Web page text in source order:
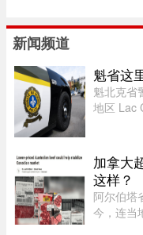
新闻频道
魁省这
魁北克省
地区 Lac
无法确认
加拿大
这样？
阿尔伯塔
今，连当